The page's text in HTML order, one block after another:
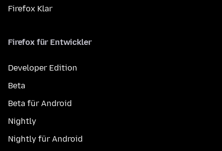
Firefox Klar
Firefox für Entwickler
Developer Edition
Beta
Beta für Android
Nightly
Nightly für Android